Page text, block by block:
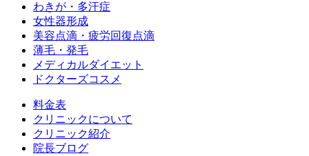
わきが・多汗症
女性器形成
美容点滴・疲労回復点滴
薄毛・発毛
メディカルダイエット
ドクターズコスメ
料金表
クリニックについて
クリニック紹介
院長ブログ